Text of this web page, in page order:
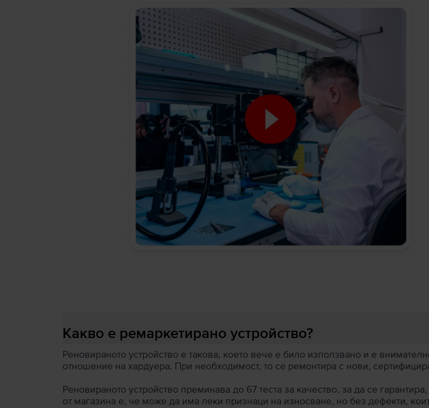
Какво е ремаркетирано устройство?
Реновираното устройство е такова, което вече е било използвано и е
отношение на хардуера. При необходимост, то се ремонтира с нови,
Реновираното устройство преминава до 67 теста за качество, за да се
от магазина е, че може да има леки признаци на износване, но без дефекти,